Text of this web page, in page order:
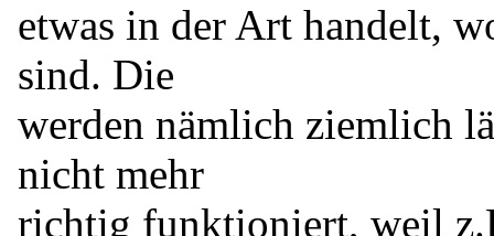
etwas in der Art handelt,
sind. Die
werden nämlich ziemlich
nicht mehr
richtig funktioniert, weil